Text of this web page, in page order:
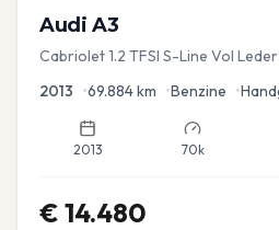
Audi A3
Cabriolet 1.2 TFSI S-Line Vol
2013 •69.884km •Benzine •
2013 70k
€ 14.480